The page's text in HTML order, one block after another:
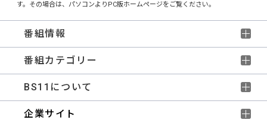
す。その場合は、パソコンよりPC版ホームページをご覧ください。
番組情報
番組カテゴリー
BS11について
企業サイト